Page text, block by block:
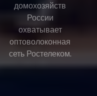
домохозяйств
России
охватывает
оптоволоконная
сеть Ростелеком.